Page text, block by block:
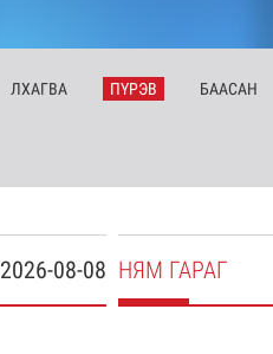
ЛХАГВА ПҮРЭВ БААСАН
2026-08-08 НЯМ ГАРАГ